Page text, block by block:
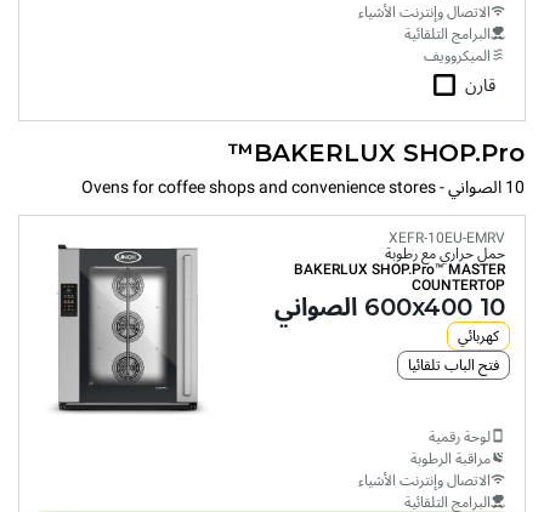
الاتصال وإنترنت الأشياء
البرامج التلقائية
الميكروويف
قارن
BAKERLUX SHOP.Pro™
10 الصواني - Ovens for coffee shops and convenience stores
XEFR-10EU-EMRV
حمل حراري مع رطوبة
BAKERLUX SHOP.Pro™ MASTER
COUNTERTOP
10 600x400 الصواني
كهربائي
فتح الباب تلقائيا
لوحة رقمية
مراقبة الرطوبة
الاتصال وإنترنت الأشياء
البرامج التلقائية